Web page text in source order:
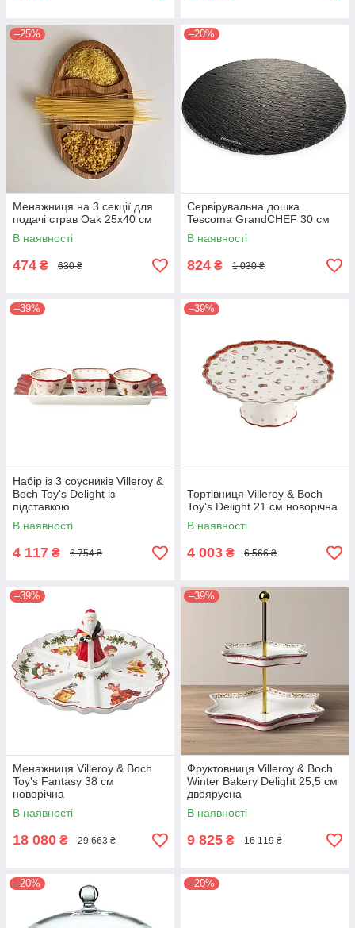
–25%
Менажниця на 3 секції для
подачі страв Oak 25х40 см
В наявності
474 ₴ 630 ₴
–20%
Сервірувальна дошка
Tescoma GrandCHEF 30 см
В наявності
824 ₴ 1 030 ₴
–39%
Набір із 3 соусників Villeroy &
Boch Toy's Delight із
підставкою
В наявності
4 117 ₴ 6 754 ₴
–39%
Тортівниця Villeroy & Boch
Toy's Delight 21 см новорічна
В наявності
4 003 ₴ 6 566 ₴
–39%
Менажниця Villeroy & Boch
Toy's Fantasy 38 см
новорічна
В наявності
18 080 ₴ 29 663 ₴
–39%
Фруктовниця Villeroy & Boch
Winter Bakery Delight 25,5 см
двоярусна
В наявності
9 825 ₴ 16 119 ₴
–20% –20%